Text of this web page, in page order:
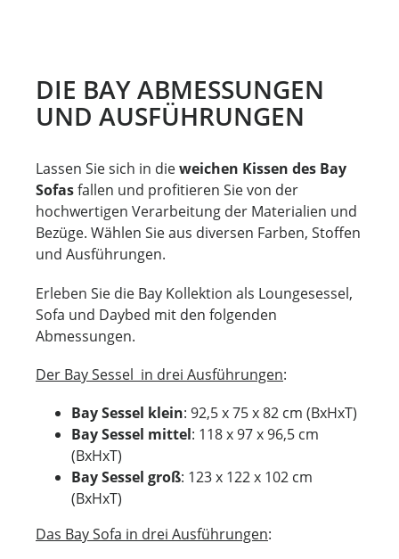
DIE BAY ABMESSUNGEN
UND AUSFÜHRUNGEN
Lassen Sie sich in dieweichen Kissen des Bay
Sofasfallen und profitieren Sie von der
hochwertigen Verarbeitung der Materialien und
Bezüge. Wählen Sie aus diversen Farben, Stoffen
und Ausführungen.
Erleben Sie die Bay Kollektion als Loungesessel,
Sofa und Daybed mit den folgenden
Abmessungen.
Der Bay Sessel in drei Ausführungen:
Bay Sessel klein: 92,5 x 75 x 82 cm (BxHxT)
Bay Sessel mittel: 118 x 97 x 96,5 cm
(BxHxT)
Bay Sessel groß: 123 x 122 x 102 cm
(BxHxT)
Das Bay Sofa in drei Ausführungen: